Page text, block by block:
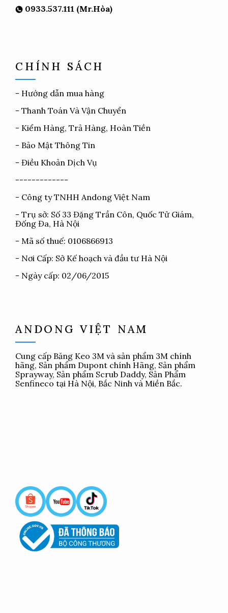
0933.537.111 (Mr.Hòa)
CHÍNH SÁCH
- Hướng dẫn mua hàng
- Thanh Toán Và Vận Chuyển
- Kiểm Hàng, Trả Hàng, Hoàn Tiền
- Bảo Mật Thông Tin
- Điều Khoản Dịch Vụ
-------------
- Công ty TNHH Andong Việt Nam
- Trụ sở: Số 33 Đặng Trần Côn, Quốc Tử Giám,
Đống Đa, Hà Nội
- Mã số thuế: 0106866913
- Nơi Cấp: Sở Kế hoạch và đầu tư Hà Nội
- Ngày cấp: 02/06/2015
ANDONG VIỆT NAM
Cung cấp Băng Keo 3M và sản phẩm 3M chính
hãng, Sản phẩm Dupont chính Hãng, Sản phẩm
Sprayway, Sản phẩm Scrub Daddy, Sản Phẩm
Senfineco tại Hà Nội, Bắc Ninh và Miền Bắc.